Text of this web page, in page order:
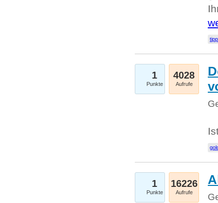
1
Punkte
4028
Aufrufe
1
Punkte
16226
Aufrufe